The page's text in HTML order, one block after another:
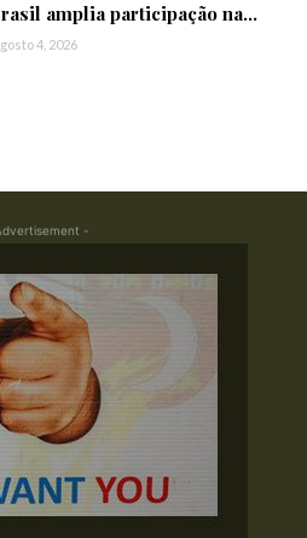
amplia participação na...
4, 2026
-